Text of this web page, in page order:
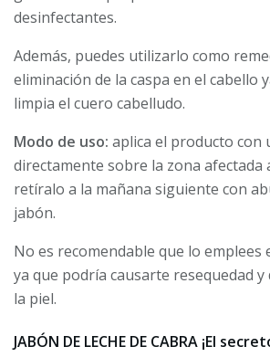
desinfectantes.
Además, puedes utilizarlo como
eliminación de la caspa en el cabello
limpia el cuero cabelludo.
Modo de uso: aplica el producto con
directamente sobre la zona afectada
retíralo a la mañana siguiente con
jabón.
No es recomendable que lo
ya que podría causarte resequedad
la piel.
JABÓN DE LECHE DE CABRA ¡El